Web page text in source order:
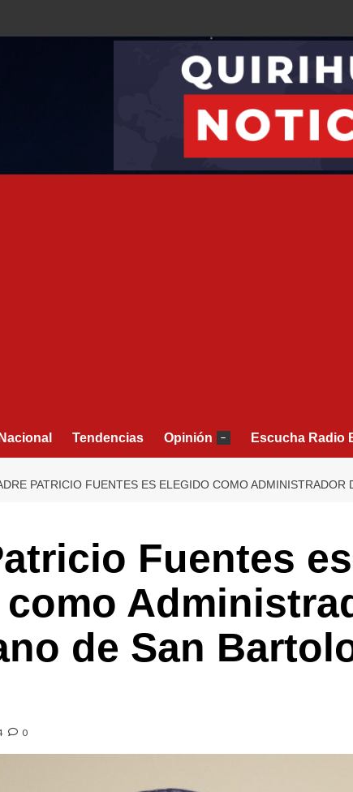
Nacional Tendencias Opinión – Escucha Radio
PATRICIO FUENTES ES ELEGIDO COMO
Fuentes es
de San
0